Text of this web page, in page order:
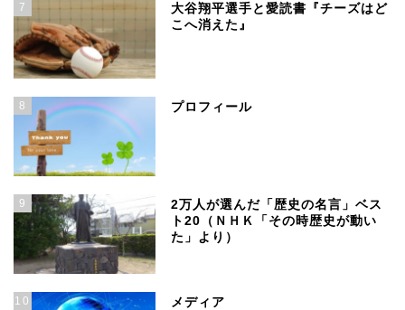
7
大谷翔平選手と愛読書『チーズはど
こへ消えた』
8 プロフィール
9
2万人が選んだ「歴史の名言」ベス
ト20（ＮＨＫ「その時歴史が動い
た」より）
10 メディア